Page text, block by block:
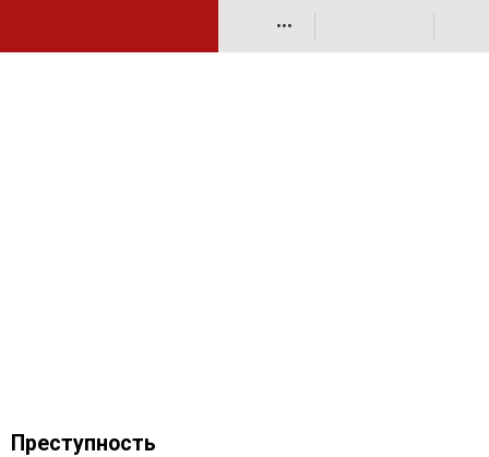
•••
Преступность